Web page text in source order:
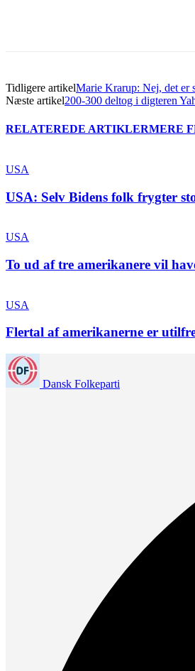
Tidligere artikelMarie Krarup: Nej, det er
Næste artikel200-300 deltog i digteren
RELATEREDE ARTIKLERMERE
USA
USA: Selv Bidens folk frygter
USA
To ud af tre amerikanere vil
USA
Flertal af amerikanerne er
Dansk Folkeparti